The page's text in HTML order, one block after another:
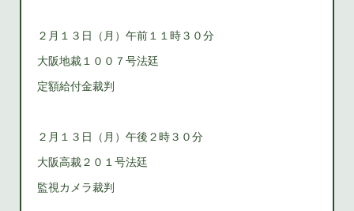
２月１３日（月）午前１１時３０分
大阪地裁１００７号法廷
定額給付金裁判
２月１３日（月）午後２時３０分
大阪高裁２０１号法廷
監視カメラ裁判